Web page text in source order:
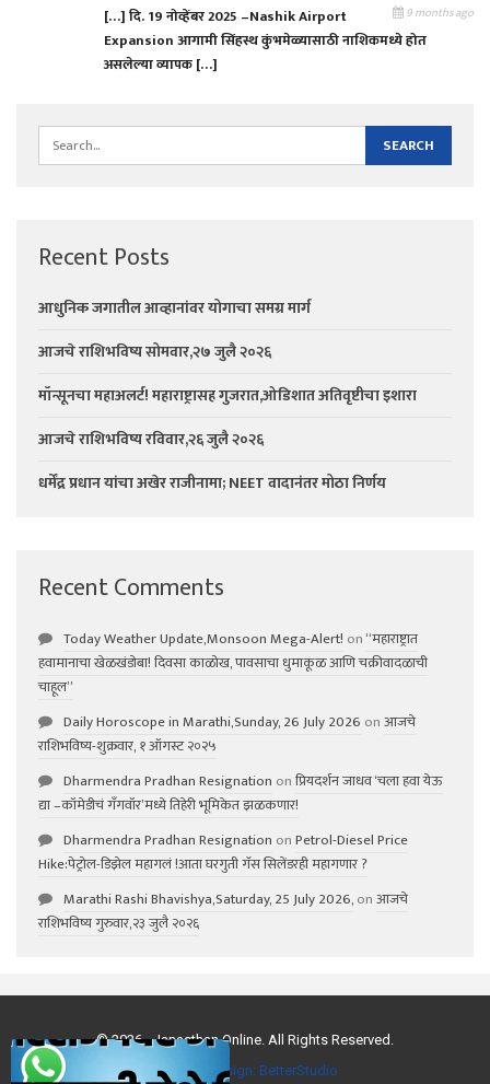
9 months ago
[…] दि. 19 नोव्हेंबर 2025 –Nashik Airport
Expansion आगामी सिंहस्थ कुंभमेळ्यासाठी नाशिकमध्ये होत
असलेल्या व्यापक […]
Recent Posts
आधुनिक जगातील आव्हानांवर योगाचा समग्र मार्ग
आजचे राशिभविष्य सोमवार,२७ जुलै २०२६
मॉन्सूनचा महाअलर्ट! महाराष्ट्रासह गुजरात,ओडिशात अतिवृष्टीचा इशारा
आजचे राशिभविष्य रविवार,२६ जुलै २०२६
धर्मेंद्र प्रधान यांचा अखेर राजीनामा; NEET वादानंतर मोठा निर्णय
Recent Comments
Today Weather Update,Monsoon Mega-Alert! on“महाराष्ट्रात
हवामानाचा खेळखंडोबा! दिवसा काळोख, पावसाचा धुमाकूळ आणि चक्रीवादळाची
चाहूल”
Daily Horoscope in Marathi,Sunday, 26 July 2026 onआजचे
राशिभविष्य-शुक्रवार, १ ऑगस्ट २०२५
Dharmendra Pradhan Resignation onप्रियदर्शन जाधव ‘चला हवा येऊ
द्या –कॉमेडीचं गॅंगवॉर’मध्ये तिहेरी भूमिकेत झळकणार!
Dharmendra Pradhan Resignation onPetrol-Diesel Price
Hike:पेट्रोल-डिझेल महागलं !आता घरगुती गॅस सिलेंडरही महागणार ?
Marathi Rashi Bhavishya,Saturday, 25 July 2026,onआजचे
राशिभविष्य गुरुवार,२३ जुलै २०२६
© 2026 - Janasthan Online. All Rights Reserved.
Website Design: BetterStudio